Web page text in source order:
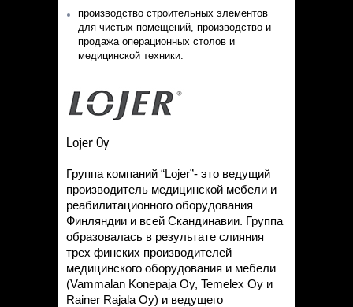
производство строительных элементов
для чистых помещений, производство и
продажа операционных столов и
медицинской техники.
Lojer Oy
Группа компаний “Lojer”- это ведущий
производитель медицинской мебели и
реабилитационного оборудования
Финляндии и всей Скандинавии. Группа
образовалась в результате слияния
трех финских производителей
медицинского оборудования и мебели
(Vammalan Konepaja Oy, Temelex Oy и
Rainer Rajala Oy) и ведущего